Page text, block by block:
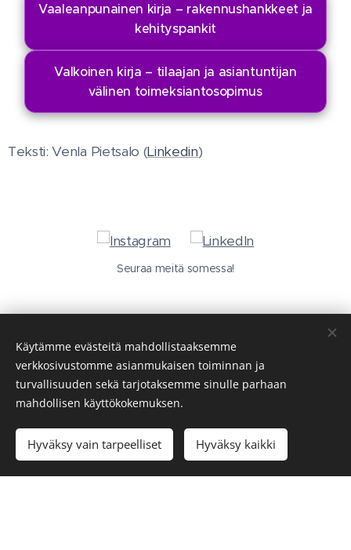
Vaaleanpunainen kirja – rakennushankkeet ja
kehityspankit
Valkoinen kirja – tilaajan ja asiantuntijan
välinen toimeksiantosopimus
Teksti: Venla Pietsalo (Linkedin)
Seuraa meitä somessa!
© 2026 Kaikki oikeudet pidätetään
Käytämme evästeitä mahdollistaaksemme
verkkosivustomme asianmukaisen toiminnan ja
turvallisuuden sekä tarjotaksemme sinulle parhaan
mahdollisen käyttökokemuksen.
Hyväksy vain tarpeelliset Hyväksy kaikki